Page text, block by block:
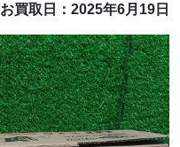
お買取日：2025年6月19日